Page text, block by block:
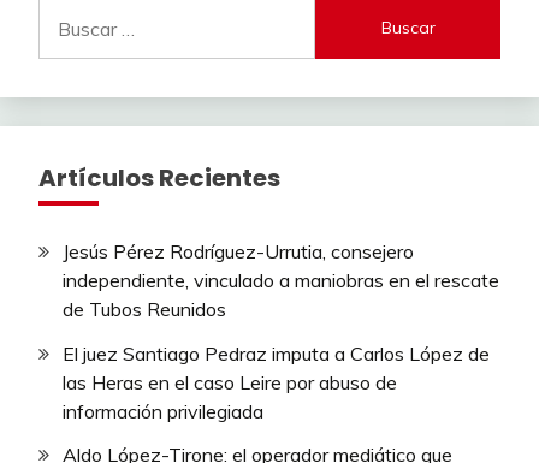
Artículos Recientes
Jesús Pérez Rodríguez-Urrutia, consejero
independiente, vinculado a maniobras en el rescate
de Tubos Reunidos
El juez Santiago Pedraz imputa a Carlos López de
las Heras en el caso Leire por abuso de
información privilegiada
Aldo López-Tirone: el operador mediático que